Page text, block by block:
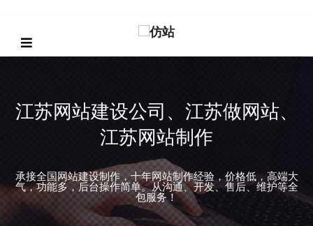
江苏网站建设公司、江苏做网站、
江苏网站制作
承接全国网站建设制作，十年网站制作经验，价格低，高端大
气，功能多，后台操作简单。从沟通、开发、售后、维护等全
包服务！